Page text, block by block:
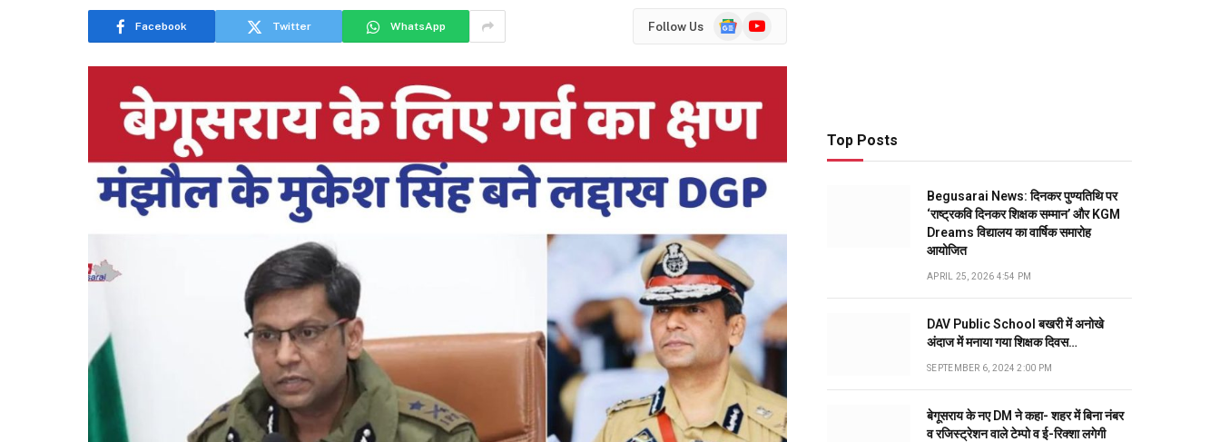
Facebook Twitter WhatsApp Follow Us
GoogleYouTube
Top Posts
Begusarai News: दिनकर पुण्यतिथि पर
‘राष्ट्रकवि दिनकर शिक्षक सम्मान’ और KGM
Dreams विद्यालय का वार्षिक समारोह
आयोजित
APRIL 25, 2026 4:54 PM
DAV Public School बखरी में अनोखे
अंदाज में मनाया गया शिक्षक दिवस…
SEPTEMBER 6, 2024 2:00 PM
बेगूसराय के नए DM ने कहा- शहर में बिना नंबर
व रजिस्ट्रेशन वाले टेम्पो व ई-रिक्शा लगेगी